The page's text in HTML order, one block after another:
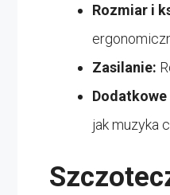
Rozmiar i
Zasilanie:
jak muzyka